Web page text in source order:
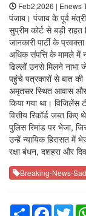
Feb2,2026 | Enews
पंजाब। पंजाब के पूर्व
सुप्रीम कोर्ट से बड़ी
जानकारी पार्टी के
अधिक संपत्ति के मामले में
ढिल्लों उनसे मिलने नाभा
पहुंचे पत्रकारों से बात
अमृतसर स्थित आवास और
किया गया था। विजिलेंस
वित्तीय रिकॉर्ड जब्त
पुलिस रिमांड पर भेजा,
उन्हें न्यायिक हिरासत में
रक्षा बंधन, दशहरा और
Breaking-News-
Share